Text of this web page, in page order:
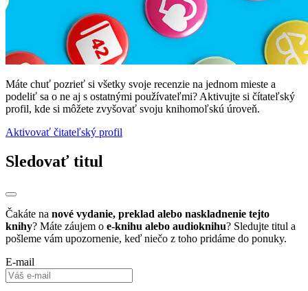
Máte chuť pozrieť si všetky svoje recenzie na jednom mieste a
podeliť sa o ne aj s ostatnými používateľmi? Aktivujte si čítateľský
profil, kde si môžete zvyšovať svoju knihomoľskú úroveň.
Aktivovať čitateľský profil
Sledovať titul
Čakáte na nové vydanie, preklad alebo naskladnenie tejto
knihy? Máte záujem o e-knihu alebo audioknihu? Sledujte titul a
pošleme vám upozornenie, keď niečo z toho pridáme do ponuky.
E-mail